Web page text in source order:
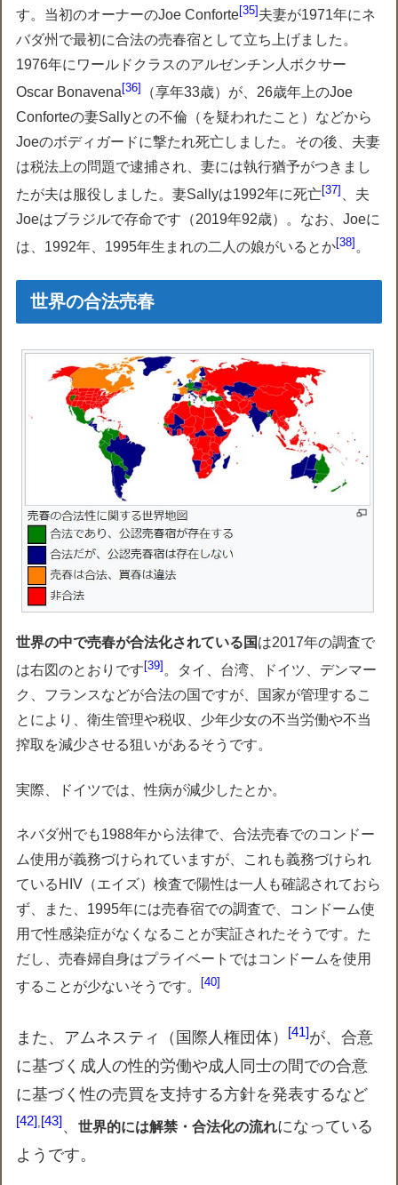
す。当初のオーナーのJoe Conforte 35 夫妻が1971年にネ
バダ州で最初に合法の売春宿として立ち上げました。
1976年にワールドクラスのアルゼンチン人ボクサー
Oscar Bonavena 36
（享年33歳）が、26歳年上のJoe
Conforteの妻Sallyとの不倫（を疑われたこと）などから
Joeのボディガードに撃たれ死亡しました。その後、夫妻
は税法上の問題で逮捕され、妻には執行猶予がつきまし
たが夫は服役しました。妻Sallyは1992年に死亡 37 、夫
Joeはブラジルで存命です（2019年92歳）。なお、Joeに
は、1992年、1995年生まれの二人の娘がいるとか 38 。
世界の合法売春
世界の中で売春が合法化されている国は2017年の調査で
は右図のとおりです 39 。タイ、台湾、ドイツ、デンマー
ク、フランスなどが合法の国ですが、国家が管理するこ
とにより、衛生管理や税収、少年少女の不当労働や不当
搾取を減少させる狙いがあるそうです。
実際、ドイツでは、性病が減少したとか。
ネバダ州でも1988年から法律で、合法売春でのコンドー
ム使用が義務づけられていますが、これも義務づけられ
ているHIV（エイズ）検査で陽性は一人も確認されておら
ず、また、1995年には売春宿での調査で、コンドーム使
用で性感染症がなくなることが実証されたそうです。た
だし、売春婦自身はプライベートではコンドームを使用
することが少ないそうです。
40
また、アムネスティ（国際人権団体） 41 が、合意
に基づく成人の性的労働や成人同士の間での合意
に基づく性の売買を支持する方針を発表するなど
42 43 、世界的には解禁・合法化の流れになっている
ようです。